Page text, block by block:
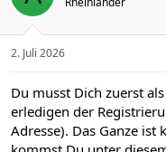
2. Juli 2026
Du musst Dich zuerst
erledigen der
Adresse). Das Ganze